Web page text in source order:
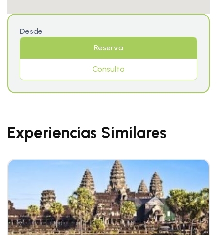
Desde
Reserva
Consulta
Experiencias Similares